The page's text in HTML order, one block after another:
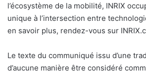
l’écosystème de la mobilité, INRIX
unique à l’intersection entre
en savoir plus, rendez-vous sur
Le texte du communiqué issu d’une
d’aucune manière être considéré